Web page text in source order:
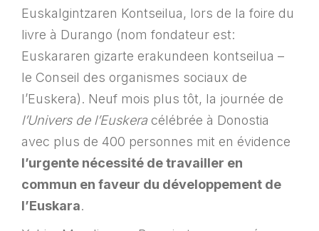
Euskalgintzaren Kontseilua, lors de la foire du
livre à Durango (nom fondateur est:
Euskararen gizarte erakundeen kontseilua –
le Conseil des organismes sociaux de
l’Euskera). Neuf mois plus tôt, la journée de
l’Univers de l’Euskera célébrée à Donostia
avec plus de 400 personnes mit en évidence
l’urgente nécessité de travailler en
commun en faveur du développement de
l’Euskara.